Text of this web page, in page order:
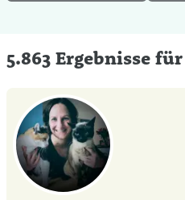
5.863 Ergebnisse